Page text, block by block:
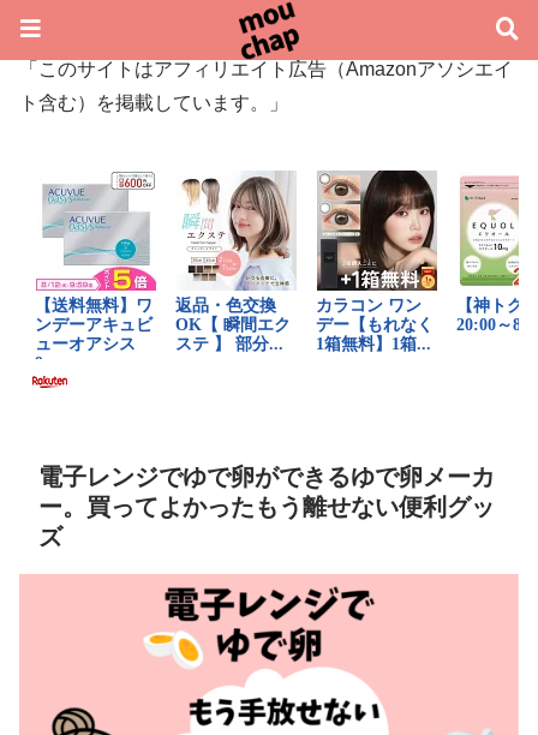
「このサイトはアフィリエイト広告（Amazonアソシエイ
ト含む）を掲載しています。」
電子レンジでゆで卵ができるゆで卵メーカ
ー。買ってよかったもう離せない便利グッ
ズ